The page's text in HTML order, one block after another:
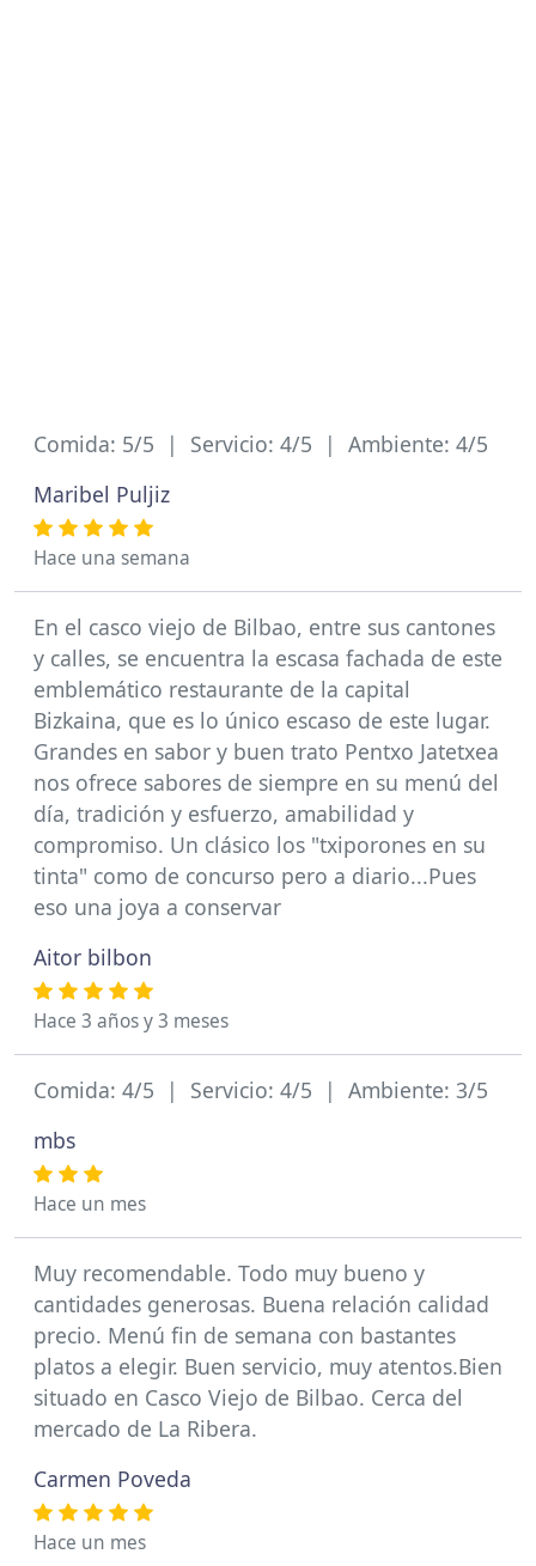
Comida: 5/5 | Servicio: 4/5 | Ambiente: 4/5
Maribel Puljiz
Hace una semana
En el casco viejo de Bilbao, entre sus cantones
y calles, se encuentra la escasa fachada de este
emblemático restaurante de la capital
Bizkaina, que es lo único escaso de este lugar.
Grandes en sabor y buen trato Pentxo Jatetxea
nos ofrece sabores de siempre en su menú del
día, tradición y esfuerzo, amabilidad y
compromiso. Un clásico los "txiporones en su
tinta" como de concurso pero a diario...Pues
eso una joya a conservar
Aitor bilbon
Hace 3 años y 3 meses
Comida: 4/5 | Servicio: 4/5 | Ambiente: 3/5
mbs
Hace un mes
Muy recomendable. Todo muy bueno y
cantidades generosas. Buena relación calidad
precio. Menú fin de semana con bastantes
platos a elegir. Buen servicio, muy atentos.Bien
situado en Casco Viejo de Bilbao. Cerca del
mercado de La Ribera.
Carmen Poveda
Hace un mes